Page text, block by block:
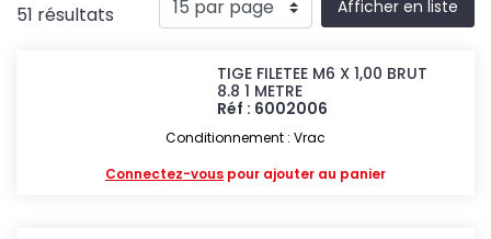
51 résultats Afficher en liste
TIGE FILETEE M6 X 1,00 BRUT
8.8 1 METRE
Réf : 6002006
Conditionnement : Vrac
Connectez-vous pour ajouter au panier